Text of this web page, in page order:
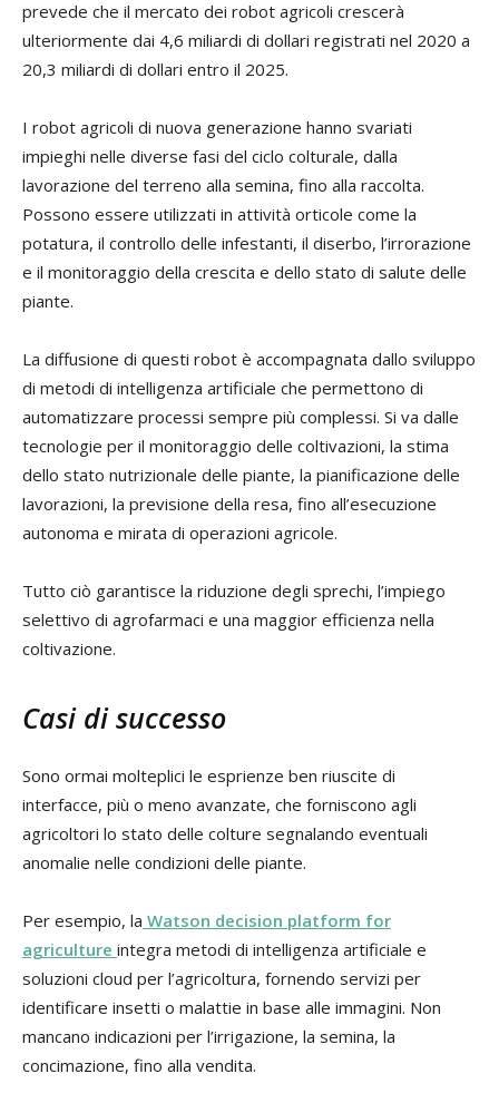
prevede che il mercato dei robot agricoli crescerà
ulteriormente dai 4,6 miliardi di dollari registrati nel 2020 a
20,3 miliardi di dollari entro il 2025.
I robot agricoli di nuova generazione hanno svariati
impieghi nelle diverse fasi del ciclo colturale, dalla
lavorazione del terreno alla semina, fino alla raccolta.
Possono essere utilizzati in attività orticole come la
potatura, il controllo delle infestanti, il diserbo, l’irrorazione
e il monitoraggio della crescita e dello stato di salute delle
piante.
La diffusione di questi robot è accompagnata dallo sviluppo
di metodi di intelligenza artificiale che permettono di
automatizzare processi sempre più complessi. Si va dalle
tecnologie per il monitoraggio delle coltivazioni, la stima
dello stato nutrizionale delle piante, la pianificazione delle
lavorazioni, la previsione della resa, fino all’esecuzione
autonoma e mirata di operazioni agricole.
Tutto ciò garantisce la riduzione degli sprechi, l’impiego
selettivo di agrofarmaci e una maggior efficienza nella
coltivazione.
Casi di successo
Sono ormai molteplici le esprienze ben riuscite di
interfacce, più o meno avanzate, che forniscono agli
agricoltori lo stato delle colture segnalando eventuali
anomalie nelle condizioni delle piante.
Per esempio, la Watson decision platform for
agriculture integra metodi di intelligenza artificiale e
soluzioni cloud per l’agricoltura, fornendo servizi per
identificare insetti o malattie in base alle immagini. Non
mancano indicazioni per l’irrigazione, la semina, la
concimazione, fino alla vendita.